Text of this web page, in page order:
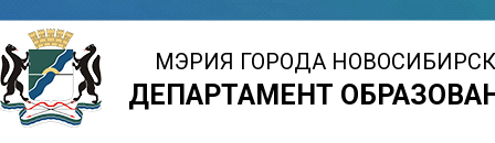
Jump
to
navigation
МЭРИЯ ГОРОДА
ДЕПАРТАМЕНТ